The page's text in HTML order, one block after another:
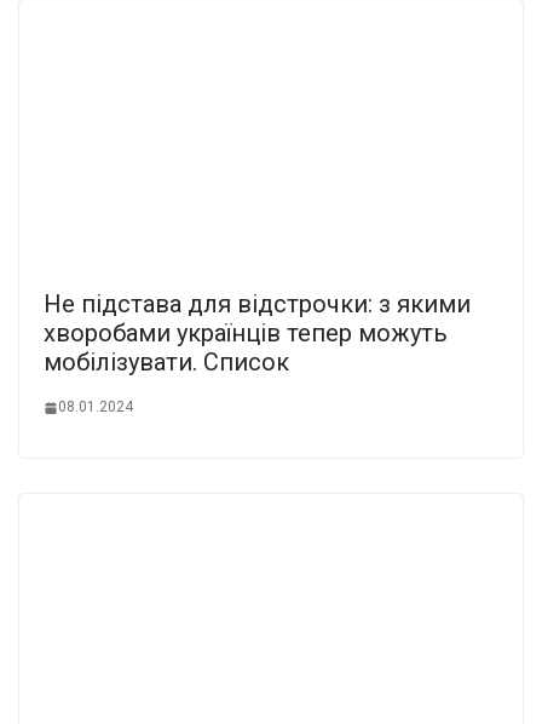
Не підстава для відстрочки: з якими
хворобами українців тепер можуть
мобілізувати. Список
08.01.2024